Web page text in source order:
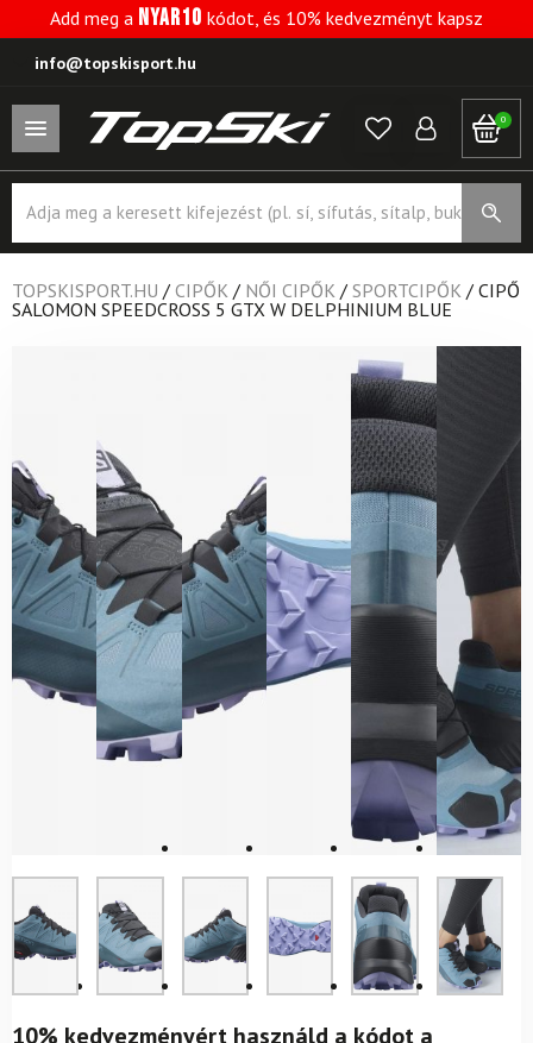
Add meg a NYAR10 kódot, és 10% kedvezményt kapsz
info@topskisport.hu
0
search
TOPSKISPORT.HU / CIPŐK / NŐI CIPŐK / SPORTCIPŐK / CIPŐ
SALOMON SPEEDCROSS 5 GTX W DELPHINIUM BLUE
10% kedvezményért használd a kódot a